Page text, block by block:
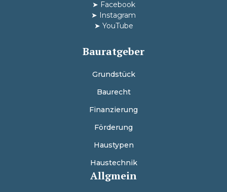
➤ Facebook
➤ Instagram
➤ YouTube
Bauratgeber
Grundstück
Baurecht
Finanzierung
Förderung
Haustypen
Haustechnik
Allgmein